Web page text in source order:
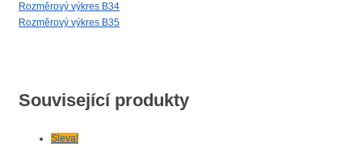
Rozměrový výkres B34
Rozměrový výkres B35
Související produkty
Sleva!